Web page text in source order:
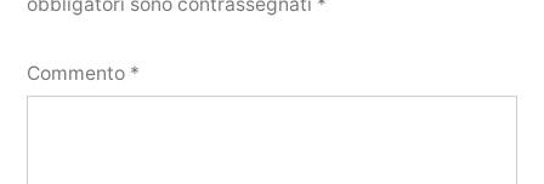
Commento *